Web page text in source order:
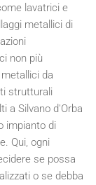
lavatrici e
metallici di
non più
da
strutturali
a Silvano d'Orba
impianto di
Qui, ogni
se possa
o se debba